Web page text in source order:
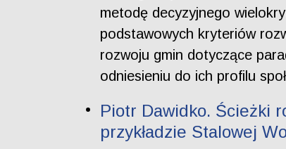
metodę decyzyjnego
podstawowych kryteriów
rozwoju gmin dotyczące
odniesieniu do ich profilu
Piotr Dawidko. Ścieżki
przykładzie Stalowej